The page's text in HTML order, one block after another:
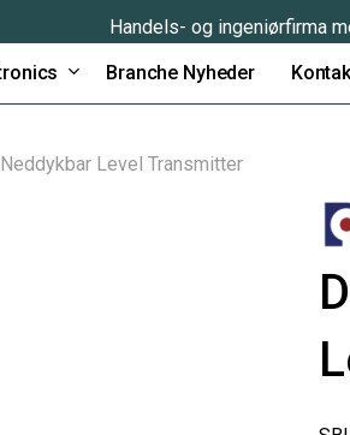
Handels- og ingeniørfirma
Branche Nyheder
Level Transmitter